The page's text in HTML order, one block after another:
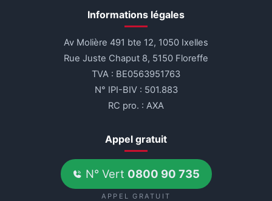
Informations légales
Av Molière 491 bte 12, 1050 Ixelles
Rue Juste Chaput 8, 5150 Floreffe
TVA : BE0563951763
N° IPI-BIV : 501.883
RC pro. : AXA
Appel gratuit
N° Vert 0800 90 735
APPEL GRATUIT